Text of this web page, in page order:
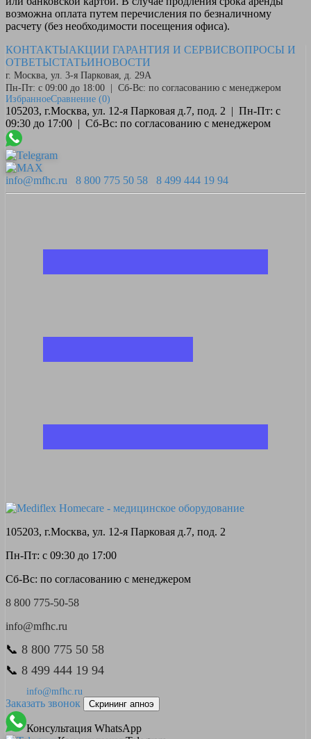
возможна оплата путем перечисления по безналичному
расчету (без необходимости посещения офиса).
КОНТАКТЫАКЦИИ ГАРАНТИЯ И СЕРВИСВОПРОСЫ И
ОТВЕТЫСТАТЬИНОВОСТИ
г. Москва, ул. 3-я Парковая, д. 29А
Пн-Пт: с 09:00 до 18:00 | Сб-Вс: по согласованию с менеджером
ИзбранноеСравнение (0)
105203, г.Москва, ул. 12-я Парковая д.7, под. 2 | Пн-Пт: с
09:30 до 17:00 | Сб-Вс: по согласованию с менеджером
info@mfhc.ru 8 800 775 50 58 8 499 444 19 94
105203, г.Москва, ул. 12-я Парковая д.7, под. 2
Пн-Пт: с 09:30 до 17:00
Сб-Вс: по согласованию с менеджером
8 800 775-50-58
info@mfhc.ru
📞 8 800 775 50 58
📞 8 499 444 19 94
info@mfhc.ru
Заказать звонок Скрининг апноэ
Консультация WhatsApp